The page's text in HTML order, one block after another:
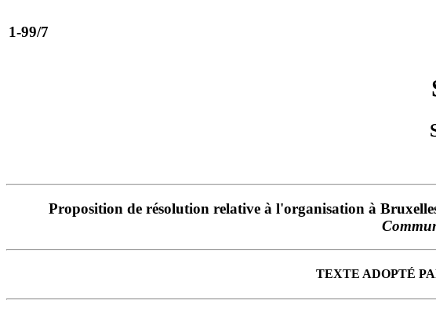
1-99/7
Proposition de résolution relative à l'organisation à
TEXTE ADOPTÉ